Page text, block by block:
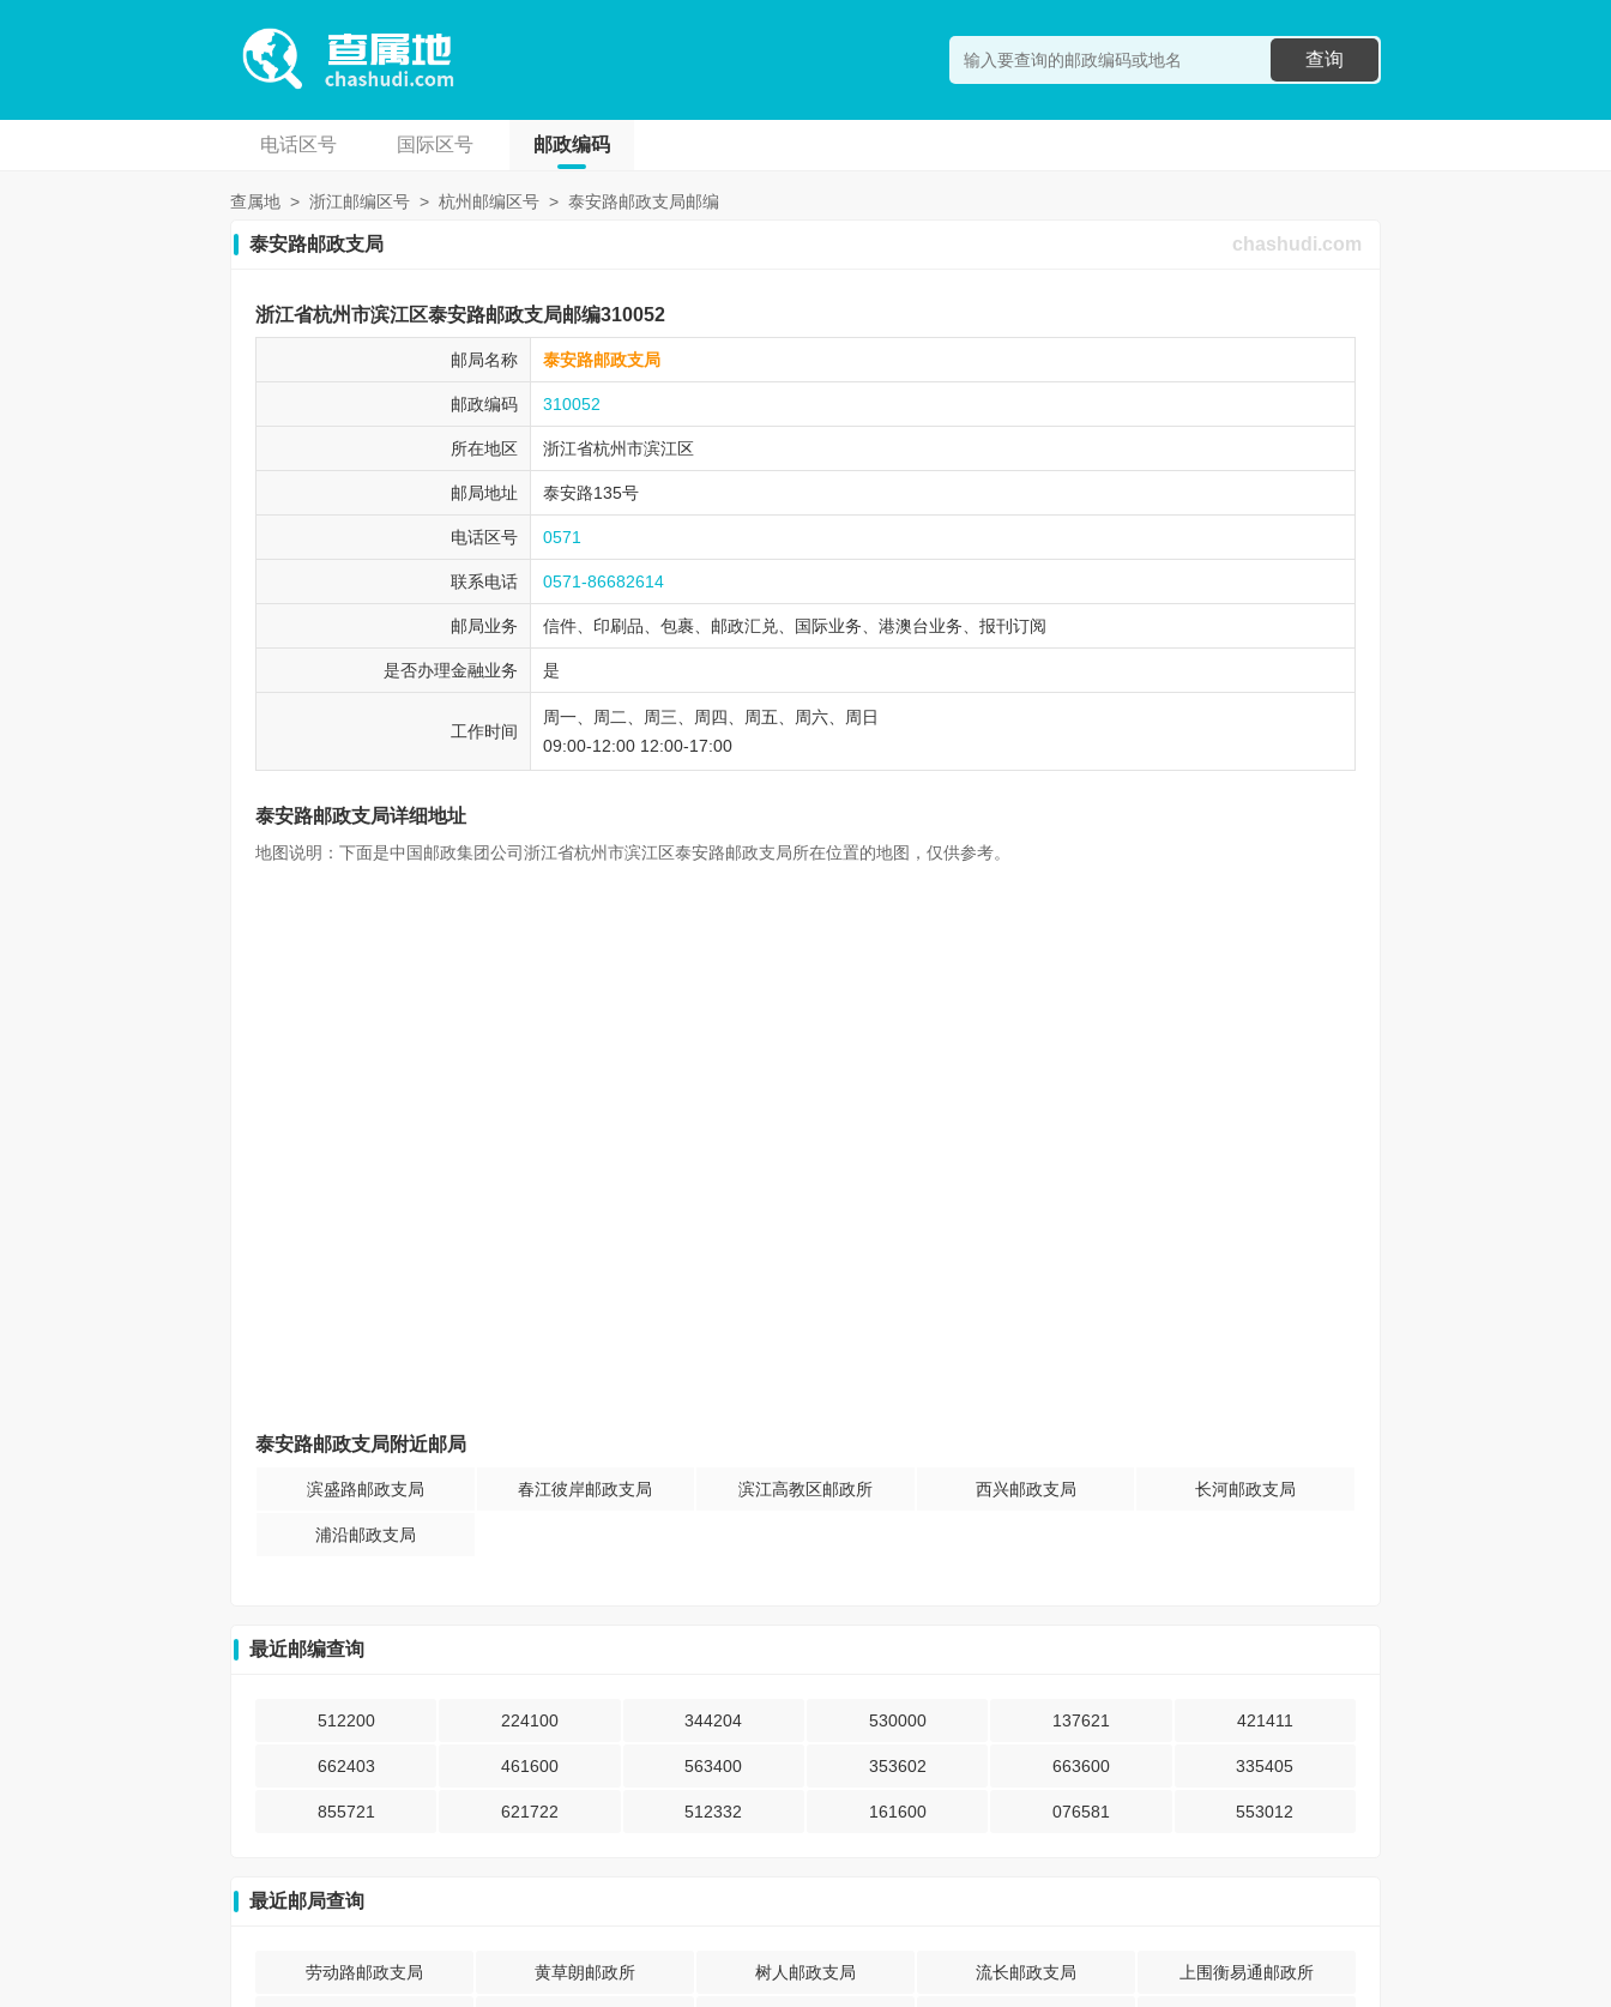
查询
电话区号 国际区号 邮政编码
查属地 > 浙江邮编区号 > 杭州邮编区号 > 泰安路邮政支局邮编
泰安路邮政支局 chashudi.com
浙江省杭州市滨江区泰安路邮政支局邮编310052
邮局名称 泰安路邮政支局
邮政编码 310052
所在地区 浙江省杭州市滨江区
邮局地址 泰安路135号
电话区号 0571
联系电话 0571-86682614
邮局业务 信件、印刷品、包裹、邮政汇兑、国际业务、港澳台业务、报刊订阅
是否办理金融业务 是
工作时间
周一、周二、周三、周四、周五、周六、周日
09:00-12:00 12:00-17:00
泰安路邮政支局详细地址
地图说明：下面是中国邮政集团公司浙江省杭州市滨江区泰安路邮政支局所在位置的地图，仅供参考。
泰安路邮政支局附近邮局
滨盛路邮政支局 春江彼岸邮政支局 滨江高教区邮政所 西兴邮政支局 长河邮政支局
浦沿邮政支局
最近邮编查询
512200 224100 344204 530000 137621 421411
662403 461600 563400 353602 663600 335405
855721 621722 512332 161600 076581 553012
最近邮局查询
劳动路邮政支局 黄草朗邮政所 树人邮政支局 流长邮政支局 上围衡易通邮政所